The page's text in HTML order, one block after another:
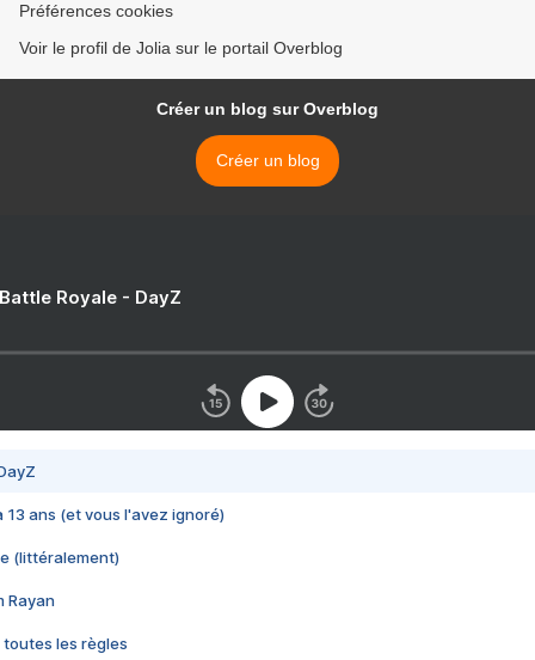
Préférences cookies
Voir le profil de Jolia sur le portail Overblog
Créer un blog sur Overblog
Créer un blog
Royale - DayZ
13 ans (et vous l'avez ignoré)
(littéralement)
Rayan
toutes les règles